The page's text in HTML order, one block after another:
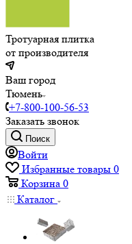
Тротуарная плитка
от производителя
Ваш город
Тюмень
+7-800-100-56-53
Заказать звонок
Поиск
Войти
Избранные товары 0
Корзина 0
Каталог